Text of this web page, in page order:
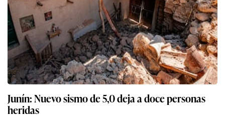
Junín: Nuevo sismo de 5,0 deja a doce personas
heridas